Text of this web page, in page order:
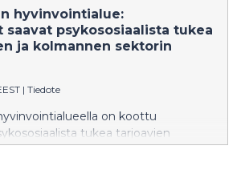
rokotekriittisyydestä. Erityisesti
tarpeellisuus herättää aiempaa
asiakkaiden kanssa.
hyvinvointialue:
saavat psykososiaalista tukea
ja kolmannen sektorin
| Tiedote
on koottu
tukea tarjoavien
Verkoston tavoitteena on